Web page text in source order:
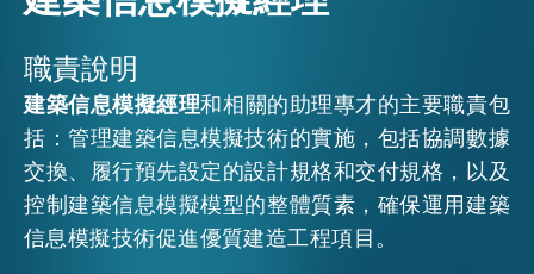
人才支援
就業資訊
在港營商
職責說明
建築信息模擬經理和相關的助理專才的主要職責包
括：管理建築信息模擬技術的實施，包括協調數據
交換、履行預先設定的設計規格和交付規格，以及
控制建築信息模擬模型的整體質素，確保運用建築
信息模擬技術促進優質建造工程項目。